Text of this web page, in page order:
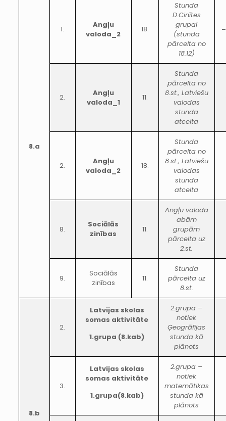
8.a
1.
Angļu
valoda_2
18.
Stunda
D.Cinītes
grupai
(stunda
pārcelta no
18.12)
2.
Angļu
valoda_1
11.
Stunda
pārcelta no
8.st., Latviešu
valodas
stunda
atcelta
2.
Angļu
valoda_2
18.
Stunda
pārcelta no
8.st., Latviešu
valodas
stunda
atcelta
8.
Sociālās
zinības
11.
Angļu valoda
abām
grupām
pārcelta uz
2.st.
9.
Sociālās
zinības
11.
Stunda
pārcelta uz
8.st.
8.b
2.
Latvijas skolas
somas aktivitāte
1.grupa (8.kab)
2.grupa –
notiek
Ģeogrāfijas
stunda kā
plānots
3.
Latvijas skolas
somas aktivitāte
1.grupa(8.kab)
2.grupa –
notiek
matemātikas
stunda kā
plānots